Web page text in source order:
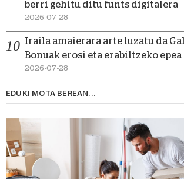
berri gehitu ditu funts digitalera
2026-07-28
Iraila amaierara arte luzatu da
Bonuak erosi eta erabiltzeko epea
2026-07-28
EDUKI MOTA BEREAN...